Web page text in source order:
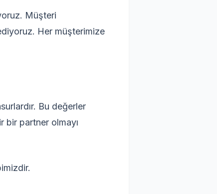
Müşteri
Her müşterimize
Bu değerler
bir partner olmayı